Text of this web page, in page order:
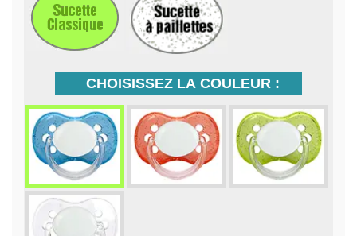
CHOISISSEZ LA COULEUR :